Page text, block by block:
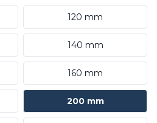
120 mm
140 mm
160 mm
200 mm